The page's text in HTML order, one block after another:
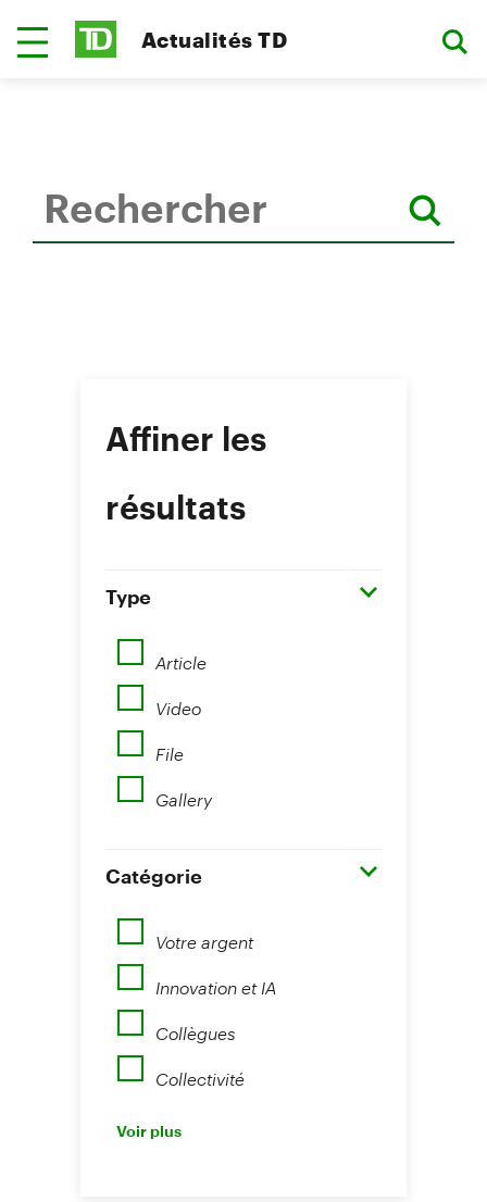
Actualités TD
Affiner les
résultats
Type
Article
Video
File
Gallery
Catégorie
Votre argent
Innovation et IA
Collègues
Collectivité
Perspectives
Voir plus